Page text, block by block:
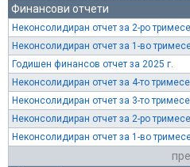
Финансови отчети
Неконсолидиран отчет за 2-ро
Неконсолидиран отчет за 1-во
Годишен финансов отчет за 2025 г.
Неконсолидиран отчет за 4-то
Неконсолидиран отчет за 3-то
Неконсолидиран отчет за 2-ро
Неконсолидиран отчет за 1-во